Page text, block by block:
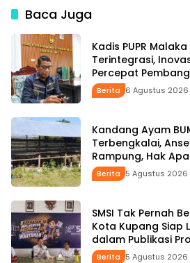
Pesan untuk Senior di
Pemerintahan
Baca Juga
Kadis PUPR
Terintegrasi,
Percepat
Berita 6 Agustus 2026
Kandang Ayam BUMDes Renrua
Terbengkalai,
Rampung, Hak
Januari Belum
Berita 5 Agustus 2026
SMSI Tak Pernah
Kota Kupang Siap
dalam Publikasi
Berita 5 Agustus 2026